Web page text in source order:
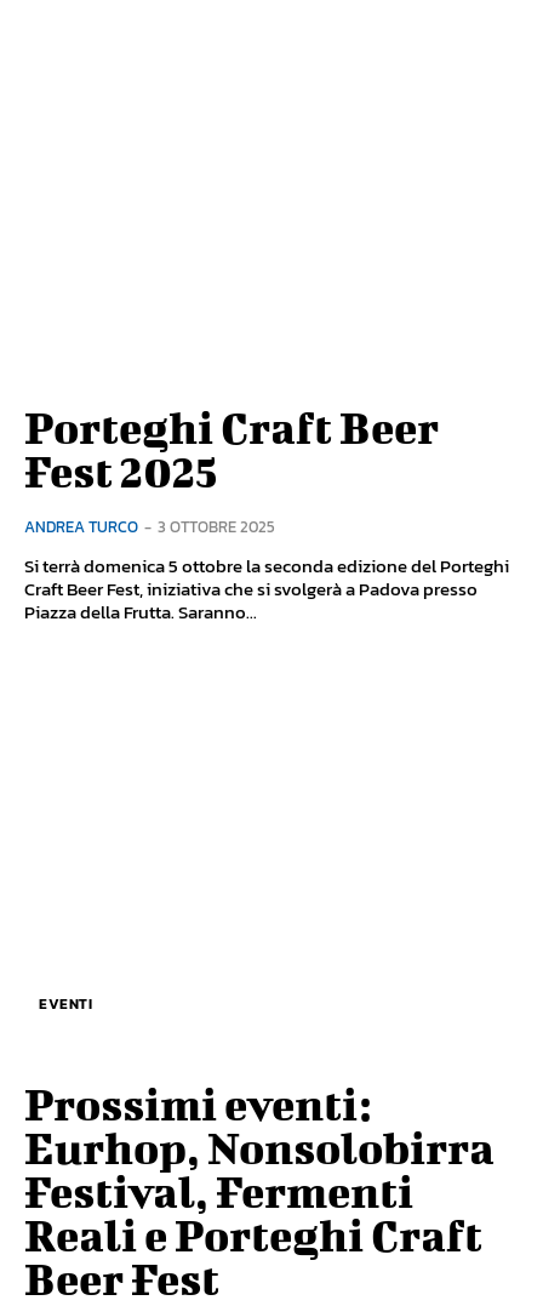
Porteghi Craft Beer
Fest 2025
ANDREA TURCO - 3 OTTOBRE 2025
Si terrà domenica 5 ottobre la seconda edizione del Porteghi
Craft Beer Fest, iniziativa che si svolgerà a Padova presso
Piazza della Frutta. Saranno...
EVENTI
Prossimi eventi:
Eurhop, Nonsolobirra
Festival, Fermenti
Reali e Porteghi Craft
Beer Fest